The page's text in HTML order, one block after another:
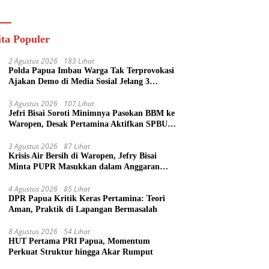
Populer
2 Agustus 2026 183 Lihat
Polda Papua Imbau Warga Tak Terprovokasi
Ajakan Demo di Media Sosial Jelang 3
3 Agustus 2026 107 Lihat
Jefri Bisai Soroti Minimnya Pasokan BBM ke
Waropen, Desak Pertamina Aktifkan SPBU
3 Agustus 2026 87 Lihat
Krisis Air Bersih di Waropen, Jefry Bisai
Minta PUPR Masukkan dalam Anggaran
4 Agustus 2026 85 Lihat
DPR Papua Kritik Keras Pertamina: Teori
Aman, Praktik di Lapangan Bermasalah
8 Agustus 2026 54 Lihat
HUT Pertama PRI Papua, Momentum
Perkuat Struktur hingga Akar Rumput